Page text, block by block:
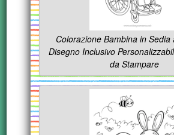
Colorazione Bambina in Sedia
Disegno Inclusivo
da Stampare